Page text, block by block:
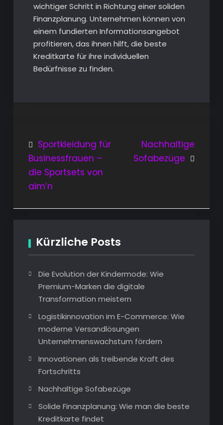
wichtiger Schritt in Richtung einer soliden
Finanzplanung. Unternehmen können von
einem fundierten Informationsangebot
profitieren, das ihnen hilft, die beste
Kreditkarte für ihre individuellen
Bedürfnisse zu finden.
Beitragsnavigation
Sportkleidung für
Businessfrauen –
die Sportsets von
aim’n
Nachhaltige
Sofabezüge
Kürzliche Posts
Die Evolution der Kindermode: Wie
Premium-Marken die digitale
Transformation meistern
Logistikinnovation im E-Commerce: Wie
moderne Versandlösungen
Unternehmenswachstum fördern
Innovationen als treibende Kraft des
Fortschritts
Nachhaltige Sofabezüge
Solide Finanzplanung: Wie man die beste
Kreditkarte findet